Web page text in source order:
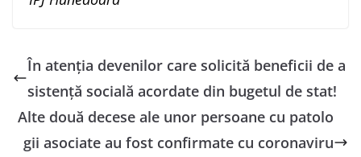
În atenția devenilor care solicită beneficii de a
sistență socială acordate din bugetul de stat!
Alte două decese ale unor persoane cu patolo
gii asociate au fost confirmate cu coronaviru